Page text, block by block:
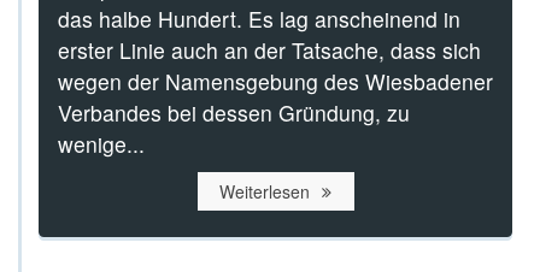
das halbe Hundert. Es lag anscheinend in
erster Linie auch an der Tatsache, dass sich
wegen der Namensgebung des Wiesbadener
Verbandes bei dessen Gründung, zu
wenige...
Weiterlesen